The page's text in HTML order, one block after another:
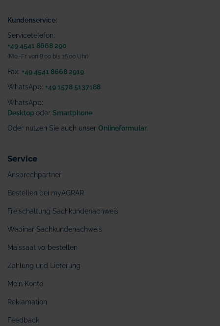
Kundenservice:
Servicetelefon:
+49 4541 8668 290
(Mo.-Fr. von 8.00 bis 16.00 Uhr)
Fax: +49 4541 8668 2919
WhatsApp: +49 1578 5137188
WhatsApp:
Desktop oder Smartphone
Oder nutzen Sie auch unser Onlineformular
Service
Ansprechpartner
Bestellen bei myAGRAR
Freischaltung Sachkundenachweis
Webinar Sachkundenachweis
Maissaat vorbestellen
Zahlung und Lieferung
Mein Konto
Reklamation
Feedback